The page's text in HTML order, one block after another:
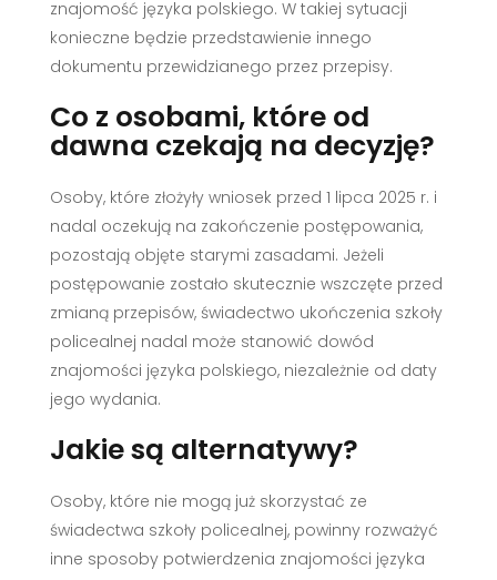
znajomość języka polskiego. W takiej sytuacji
konieczne będzie przedstawienie innego
dokumentu przewidzianego przez przepisy.
Co z osobami, które od
dawna czekają na decyzję?
Osoby, które złożyły wniosek przed 1 lipca 2025 r. i
nadal oczekują na zakończenie postępowania,
pozostają objęte starymi zasadami. Jeżeli
postępowanie zostało skutecznie wszczęte przed
zmianą przepisów, świadectwo ukończenia szkoły
policealnej nadal może stanowić dowód
znajomości języka polskiego, niezależnie od daty
jego wydania.
Jakie są alternatywy?
Osoby, które nie mogą już skorzystać ze
świadectwa szkoły policealnej, powinny rozważyć
inne sposoby potwierdzenia znajomości języka